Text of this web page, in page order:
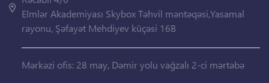
Elmlər Akademiyası Skybox Təhvil məntəqəsi,Yasamal
rayonu, Şəfayət Mehdiyev küçəsi 16B
Mərkəzi ofis: 28 may, Dəmir yolu vağzalı 2-ci mərtəbə